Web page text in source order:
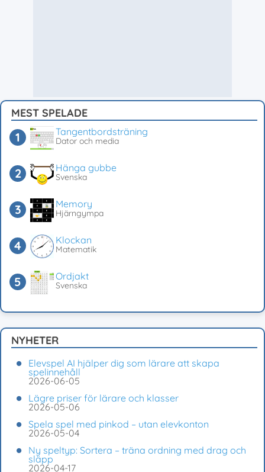
MEST SPELADE
Tangentbordsträning
Dator och media
Hänga gubbe
Svenska
Memory
Hjärngympa
Klockan
Matematik
Ordjakt
Svenska
NYHETER
Elevspel AI hjälper dig som lärare att skapa
spelinnehåll
2026-06-05
Lägre priser för lärare och klasser
2026-05-06
Spela spel med pinkod – utan elevkonton
2026-05-04
Ny speltyp: Sortera – träna ordning med drag och
släpp
2026-04-17